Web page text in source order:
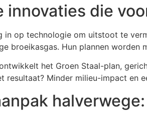
innovaties die
in op technologie om uitstoot te
broeikasgas. Hun plannen
het Groen Staal-plan,
resultaat? Minder milieu-impact en